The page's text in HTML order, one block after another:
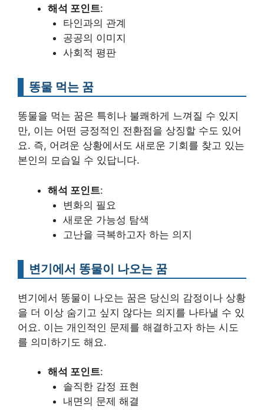
해석 포인트:
타인과의 관계
공공의 이미지
사회적 평판
똥물 먹는 꿈
똥물을 먹는 꿈은 특히나 불쾌하게 느껴질 수 있지
만, 이는 어떤 긍정적인 전환점을 상징할 수도 있어
요. 즉, 어려운 상황에서도 새로운 기회를 찾고 있는
본인의 모습일 수 있답니다.
해석 포인트:
변화의 필요
새로운 가능성 탐색
고난을 극복하고자 하는 의지
변기에서 똥물이 나오는 꿈
변기에서 똥물이 나오는 꿈은 당신의 감정이나 상황
을 더 이상 숨기고 싶지 않다는 의지를 나타낼 수 있
어요. 이는 개인적인 문제를 해결하고자 하는 시도
를 의미하기도 해요.
해석 포인트:
솔직한 감정 표현
내면의 문제 해결